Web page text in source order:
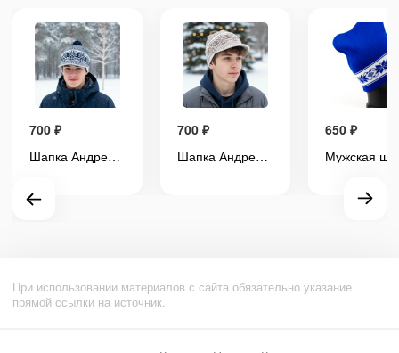
700 ₽
Шапка Андрея Пальто из Слово Пацана синяя
700 ₽
Шапка Андрея Пальто из Слово Пацана коричневая (бежевая модель 06)
650 ₽
При использовании материалов с сайта обязательно указание
прямой ссылки на источник.